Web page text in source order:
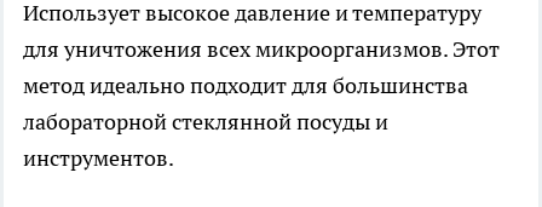
Использует высокое давление и температуру
для уничтожения всех микроорганизмов. Этот
метод идеально подходит для большинства
лабораторной стеклянной посуды и
инструментов.